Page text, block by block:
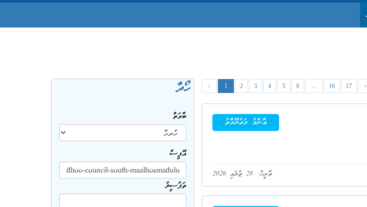
ހޯދާ
ބާވަތް
އޮފީސް
ތަފުސީލު
‹ 1 2 3 4 5 6 ... 16 17 ›
ޢާންމު މަޢުލޫމާތު
ތާރީޚު: 28 ޖުލައި 2026